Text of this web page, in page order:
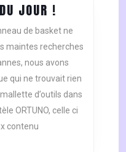
JOUR !
HOMMES
DU
JOUR
!
de basket ne
maintes recherches
nous avons
qui ne trouvait rien
d’outils dans
ORTUNO, celle ci
contenu